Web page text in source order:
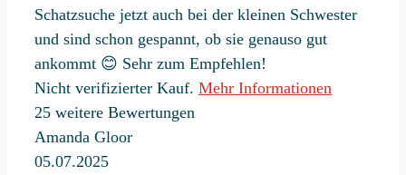
Schatzsuche jetzt auch bei der kleinen Schwester
und sind schon gespannt, ob sie genauso gut
ankommt 😊 Sehr zum Empfehlen!
Nicht verifizierter Kauf. Mehr Informationen
25 weitere Bewertungen
Amanda Gloor
05.07.2025